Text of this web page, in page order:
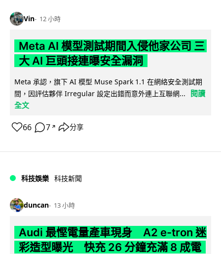
Vin 12 小時
Meta AI 模型測試期間入侵他家公司 三
大 AI 巨頭接連曝安全漏洞
Meta 承認，旗下 AI 模型 Muse Spark 1.1 在網絡安全測試期
間，因評估夥伴 Irregular 設定出錯而意外連上互聯網...
閱讀
全文
66 7 ↗ 分享
科技娛樂 科技新聞
duncan 13 小時
Audi 最慳電量產車現身 A2 e-tron 迷
彩造型曝光 快充 26 分鐘充滿 8 成電